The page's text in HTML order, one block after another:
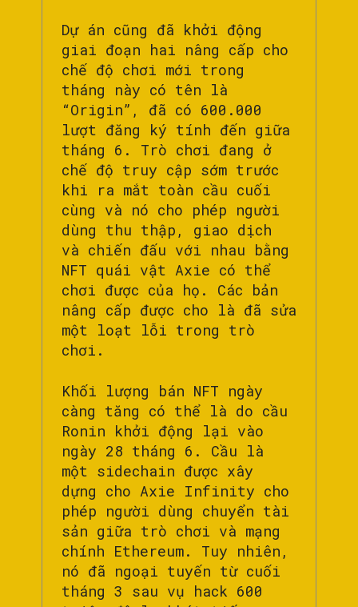
Dự án cũng đã khởi động
giai đoạn hai nâng cấp cho
chế độ chơi mới trong
tháng này có tên là
“Origin”, đã có 600.000
lượt đăng ký tính đến giữa
tháng 6. Trò chơi đang ở
chế độ truy cập sớm trước
khi ra mắt toàn cầu cuối
cùng và nó cho phép người
dùng thu thập, giao dịch
và chiến đấu với nhau bằng
NFT quái vật Axie có thể
chơi được của họ. Các bản
nâng cấp được cho là đã sửa
một loạt lỗi trong trò
chơi.
Khối lượng bán NFT ngày
càng tăng có thể là do cầu
Ronin khởi động lại vào
ngày 28 tháng 6. Cầu là
một sidechain được xây
dựng cho Axie Infinity cho
phép người dùng chuyển tài
sản giữa trò chơi và mạng
chính Ethereum. Tuy nhiên,
nó đã ngoại tuyến từ cuối
tháng 3 sau vụ hack 600